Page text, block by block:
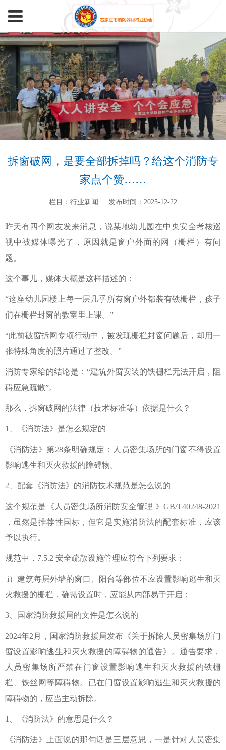
拆窗破网，是要全部拆掉吗？给这个消防专
家点个赞……
栏目：行业新闻 发布时间：2025-12-22
昨天有四个网友发来消息，说某地幼儿园在中央安全考核巡
视中被媒体曝光了，原因就是窗户外面的网（栅栏）有问
题。
这个事儿，媒体大概是这样描述的：
“这座幼儿园楼上每一层几乎所有窗户外都装有铁栅栏，孩子
们在栅栏封窗的教室里上课。”
“此前破窗拆网专项行动中，被发现栅栏封窗问题后，却用一
张特殊角度的照片通过了整改。”
消防专家给的结论是：“建筑外窗安装的铁栅栏无法开启，阻
碍应急疏散”。
那么，拆窗破网的法律（技术标准等）依据是什么？
1、《消防法》是怎么规定的
《消防法》第28条明确规定：人员密集场所的门窗不得设置
影响逃生和灭火救援的障碍物。
2、配套《消防法》的消防技术规范是怎么说的
这个规范是《人员密集场所消防安全管理 》GB/T40248-2021
，虽然是推荐性国标，但它是实施消防法的配套标准，应该
予以执行。
规范中，7.5.2 安全疏散设施管理应符合下列要求：
i）建筑每层外墙的窗口、阳台等部位不应设置影响逃生和灭
火救援的栅栏，确需设置时，应能从内部易于开启；
3、国家消防救援局的文件是怎么说的
2024年2月，国家消防救援局发布《关于拆除人员密集场所门
窗设置影响逃生和灭火救援的障碍物的通告》。通告要求，
人员密集场所严禁在门窗设置影响逃生和灭火救援的铁栅
栏、铁丝网等障碍物。已在门窗设置影响逃生和灭火救援的
障碍物的，应当主动拆除。
1、《消防法》的意思是什么？
《消防法》上面说的那句话是三层意思，一是针对人员密集